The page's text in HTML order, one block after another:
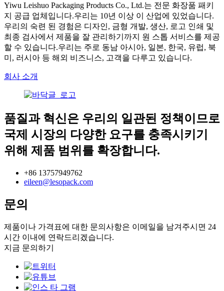
Yiwu Leishuo Packaging Products Co., Ltd.는 전문 화장품 패키
지 공급 업체입니다.우리는 10년 이상 이 산업에 있었습니다.
우리의 숙련 된 경험은 디자인, 금형 개발, 생산, 로고 인쇄 및
최종 검사에서 제품을 잘 관리하기까지 원 스톱 서비스를 제공
할 수 있습니다.우리는 주로 동남 아시아, 일본, 한국, 유럽, 북
미, 러시아 등 해외 비즈니스, 고객을 다루고 있습니다.
회사 소개
품질과 혁신은 우리의 일관된 정책이므로
국제 시장의 다양한 요구를 충족시키기
위해 제품 범위를 확장합니다.
+86 13757949762
eileen@lesopack.com
문의
제품이나 가격표에 대한 문의사항은 이메일을 남겨주시면 24
시간 이내에 연락드리겠습니다.
지금 문의하기